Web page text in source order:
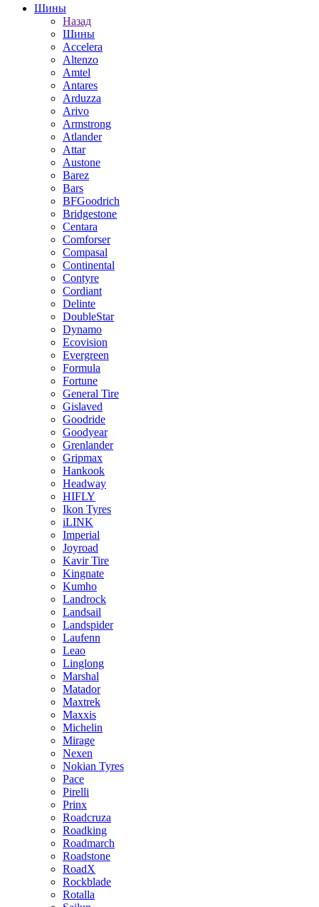
Шины
Назад
Шины
Accelera
Altenzo
Amtel
Antares
Arduzza
Arivo
Armstrong
Atlander
Attar
Austone
Barez
Bars
BFGoodrich
Bridgestone
Centara
Comforser
Compasal
Continental
Contyre
Cordiant
Delinte
DoubleStar
Dynamo
Ecovision
Evergreen
Formula
Fortune
General Tire
Gislaved
Goodride
Goodyear
Grenlander
Gripmax
Hankook
Headway
HIFLY
Ikon Tyres
iLINK
Imperial
Joyroad
Kavir Tire
Kingnate
Kumho
Landrock
Landsail
Landspider
Laufenn
Leao
Linglong
Marshal
Matador
Maxtrek
Maxxis
Michelin
Mirage
Nexen
Nokian Tyres
Pace
Pirelli
Prinx
Roadcruza
Roadking
Roadmarch
Roadstone
RoadX
Rockblade
Rotalla